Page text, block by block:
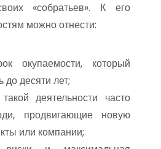
«собратьев». К его
можно отнести:
окупаемости, который
до десяти лет;
деятельности часто
продвигающие новую
или компании;